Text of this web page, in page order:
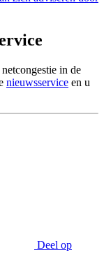
in de
nieuwsservice en u
Deel op